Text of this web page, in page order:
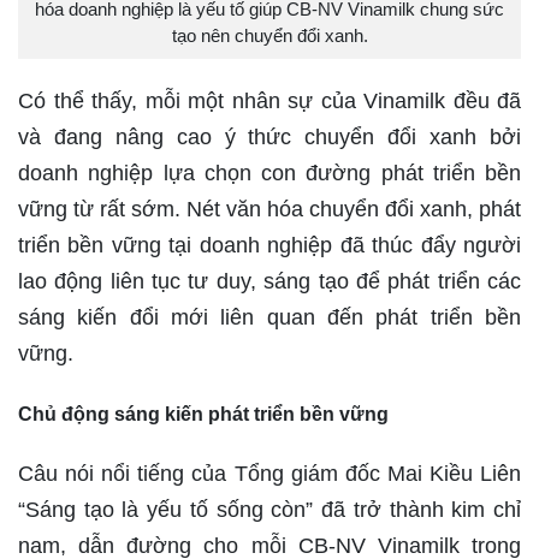
hóa doanh nghiệp là yếu tố giúp CB-NV Vinamilk chung sức
tạo nên chuyển đổi xanh.
Có thể thấy, mỗi một nhân sự của Vinamilk đều đã
và đang nâng cao ý thức chuyển đổi xanh bởi
doanh nghiệp lựa chọn con đường phát triển bền
vững từ rất sớm. Nét văn hóa chuyển đổi xanh, phát
triển bền vững tại doanh nghiệp đã thúc đẩy người
lao động liên tục tư duy, sáng tạo để phát triển các
sáng kiến đổi mới liên quan đến phát triển bền
vững.
Chủ động sáng kiến phát triển bền vững
Câu nói nổi tiếng của Tổng giám đốc Mai Kiều Liên
“Sáng tạo là yếu tố sống còn” đã trở thành kim chỉ
nam, dẫn đường cho mỗi CB-NV Vinamilk trong